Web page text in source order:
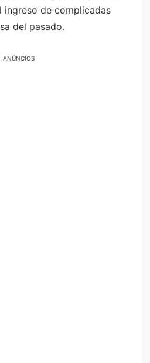
ingreso de complicadas
del pasado.
ANÚNCIOS